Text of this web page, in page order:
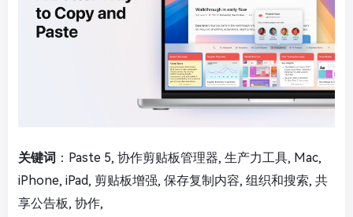
关键词 ：Paste 5, 协作剪贴板管理器, 生产力工具, Mac,
iPhone, iPad, 剪贴板增强, 保存复制内容, 组织和搜索, 共
享公告板, 协作,